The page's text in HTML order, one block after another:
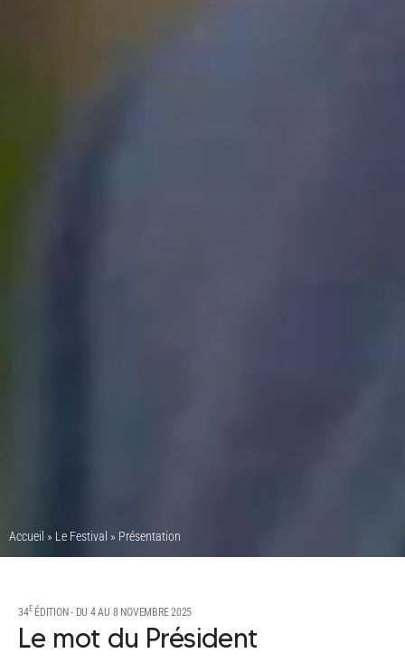
Accueil » Le Festival » Présentation
34EÉDITION - DU 4 AU 8 NOVEMBRE 2025
Le mot du Président